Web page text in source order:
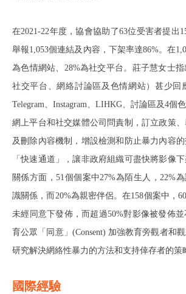
在2021-22年度，協會協助了63位受害者提出
舉報1,053個連結及內容，下架率達86%。在
為色情網站、28%為社交平台。莊子慧女士
社交平台、網絡討論區及色情網站）甚少回
Telegram、Instagram、LIHKG、討論區及4個
網上平台和社交媒體公司問責制，訂立政策
及刪除內容機制，增設檢測和防止暴力內容
「快速通道」，讓非政府組織可盡快將影像
關係方面，51個個案中27%為陌生人，22%
識關係，而20%為親密伴侶。在158個案中，
未經同意下發佈，而超過50%對影像被發佈
育公眾「同意」(Consent) 加強教育旁觀者和
研究解決網絡性暴力的方法和支持倖存者的策
國際經驗